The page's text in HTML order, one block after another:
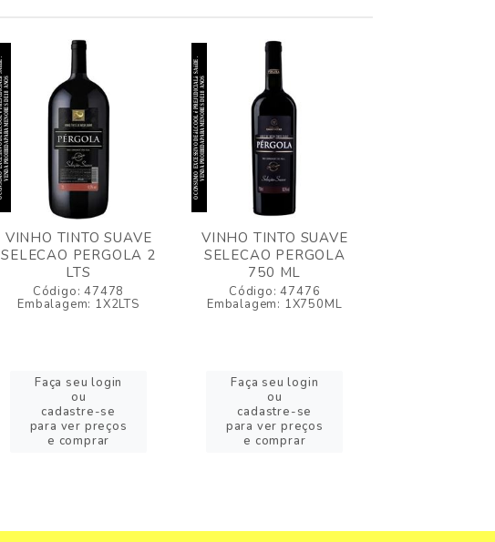
VINHO TINTO SUAVE
SELECAO PERGOLA 2
LTS
Código: 47478
Embalagem: 1X2LTS
Faça seu login
ou
cadastre-se
para ver preços
e comprar
VINHO TINTO SUAVE
SELECAO PERGOLA
750 ML
Código: 47476
Embalagem: 1X750ML
Faça seu login
ou
cadastre-se
para ver preços
e comprar